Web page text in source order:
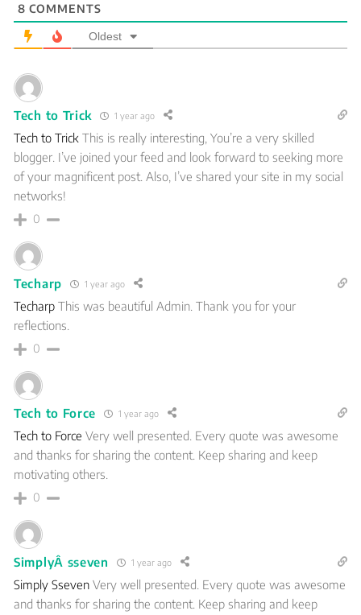
8 COMMENTS
Oldest
Tech to Trick 1 year ago
Tech to Trick This is really interesting, You’re a very skilled
blogger. I’ve joined your feed and look forward to seeking more
of your magnificent post. Also, I’ve shared your site in my social
networks!
0
Techarp 1 year ago
Techarp This was beautiful Admin. Thank you for your
reflections.
0
Tech to Force 1 year ago
Tech to Force Very well presented. Every quote was awesome
and thanks for sharing the content. Keep sharing and keep
motivating others.
0
SimplyÂ sseven 1 year ago
Simply Sseven Very well presented. Every quote was awesome
and thanks for sharing the content. Keep sharing and keep